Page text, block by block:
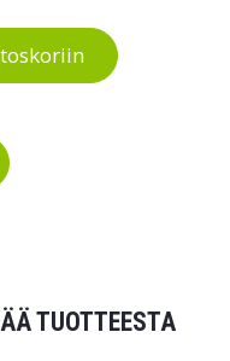
3 kerrosta määrä
TUOTTEESTA